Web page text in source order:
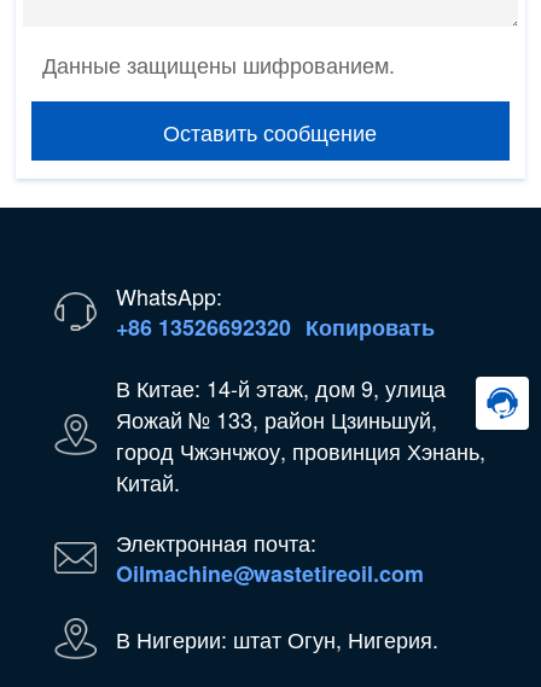
Данные защищены шифрованием.
Оставить сообщение
WhatsApp:
+86 13526692320 Копировать
В Китае: 14-й этаж, дом 9, улица
Яожай № 133, район Цзиньшуй,
город Чжэнчжоу, провинция Хэнань,
Китай.
Электронная почта:
Oilmachine@wastetireoil.com
В Нигерии: штат Огун, Нигерия.